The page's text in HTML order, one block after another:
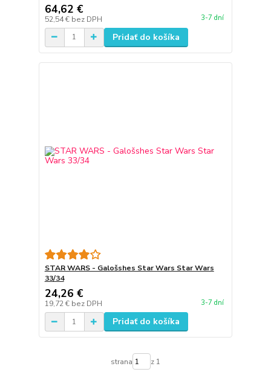
64,62 €
52,54 € bez DPH 3-7 dní
Pridať do košíka
STAR WARS - Galošshes Star Wars Star Wars
33/34
24,26 €
19,72 € bez DPH 3-7 dní
Pridať do košíka
strana z 1